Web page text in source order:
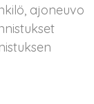
ajoneuvo